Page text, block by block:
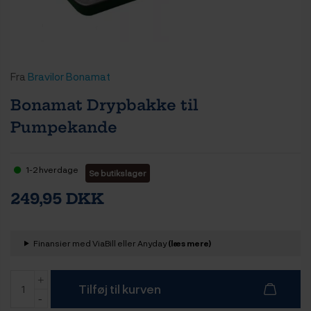
Fra Bravilor Bonamat
Bonamat Drypbakke til
Pumpekande
1-2 hverdage Se butikslager
249,95 DKK
Finansier med ViaBill eller Anyday(læs mere)
Tilføj til kurven